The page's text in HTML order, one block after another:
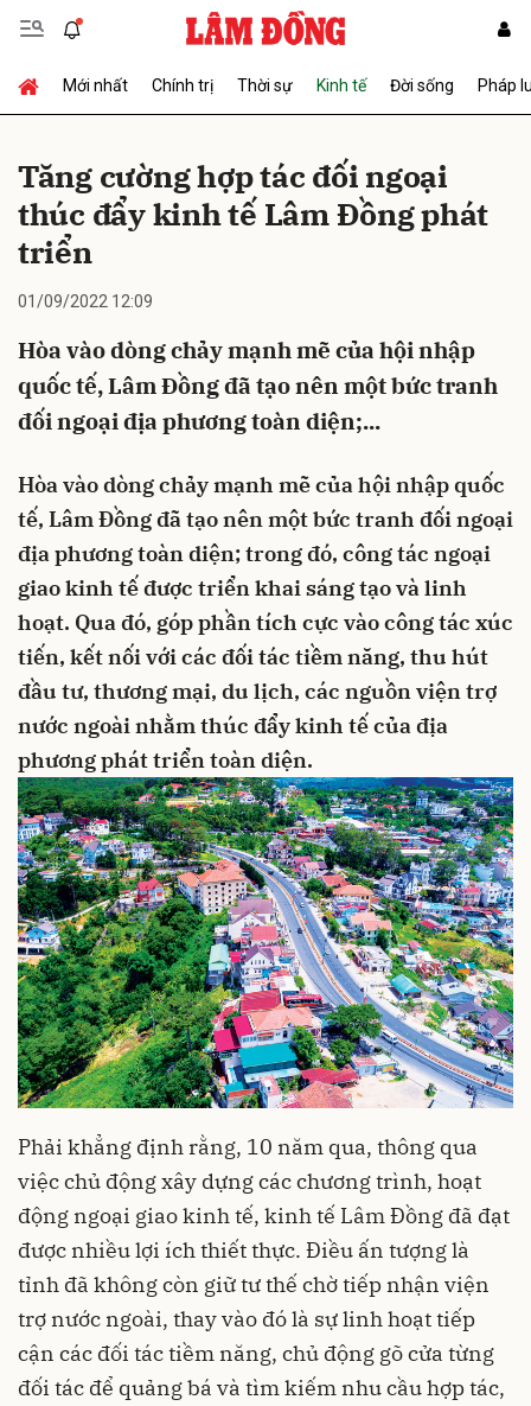
Mới nhất Chính trị Thời sự Kinh tế Đời sống Pháp
Tăng cường hợp tác đối ngoại
thúc đẩy kinh tế Lâm Ðồng phát
triển
01/09/2022 12:09
Hòa vào dòng chảy mạnh mẽ của hội nhập
quốc tế, Lâm Đồng đã tạo nên một bức tranh
đối ngoại địa phương toàn diện;...
Hòa vào dòng chảy mạnh mẽ của hội nhập quốc
tế, Lâm Đồng đã tạo nên một bức tranh đối ngoại
địa phương toàn diện; trong đó, công tác ngoại
giao kinh tế được triển khai sáng tạo và linh
hoạt. Qua đó, góp phần tích cực vào công tác xúc
tiến, kết nối với các đối tác tiềm năng, thu hút
đầu tư, thương mại, du lịch, các nguồn viện trợ
nước ngoài nhằm thúc đẩy kinh tế của địa
phương phát triển toàn diện.
Phải khẳng định rằng, 10 năm qua, thông qua
việc chủ động xây dựng các chương trình, hoạt
động ngoại giao kinh tế, kinh tế Lâm Đồng đã đạt
được nhiều lợi ích thiết thực. Điều ấn tượng là
tỉnh đã không còn giữ tư thế chờ tiếp nhận viện
trợ nước ngoài, thay vào đó là sự linh hoạt tiếp
cận các đối tác tiềm năng, chủ động gõ cửa từng
đối tác để quảng bá và tìm kiếm nhu cầu hợp tác,
Gửi bình luận
Hủy Gửi